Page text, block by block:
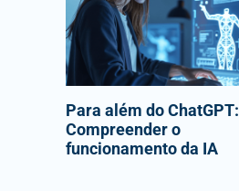
Para além do ChatGPT:
Compreender o
funcionamento da IA